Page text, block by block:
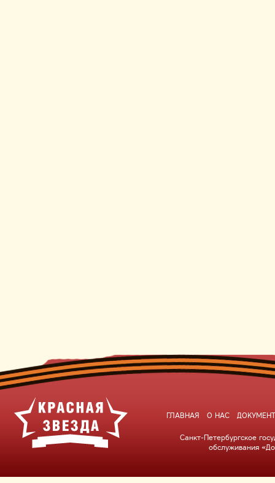
ГЛАВНАЯ О НАС
Санкт-Петербургское
обслуживания